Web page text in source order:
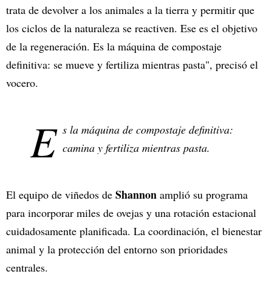
trata de devolver a los animales a la tierra y permitir que
los ciclos de la naturaleza se reactiven. Ese es el objetivo
de la regeneración. Es la máquina de compostaje
definitiva: se mueve y fertiliza mientras pasta", precisó el
vocero.
E s la máquina de compostaje definitiva:
camina y fertiliza mientras pasta.
El equipo de viñedos de Shannon amplió su programa
para incorporar miles de ovejas y una rotación estacional
cuidadosamente planificada. La coordinación, el bienestar
animal y la protección del entorno son prioridades
centrales.